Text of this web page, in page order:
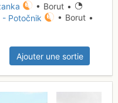
• Borut •
- Potočnik • Borut •
Ajouter une sortie